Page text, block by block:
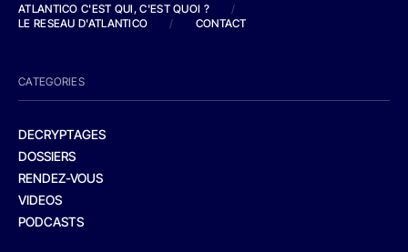
ATLANTICO C'EST QUI, C'EST QUOI ?
/
LE RESEAU D'ATLANTICO
/ CONTACT
CATEGORIES
DECRYPTAGES
DOSSIERS
RENDEZ-VOUS
VIDEOS
PODCASTS